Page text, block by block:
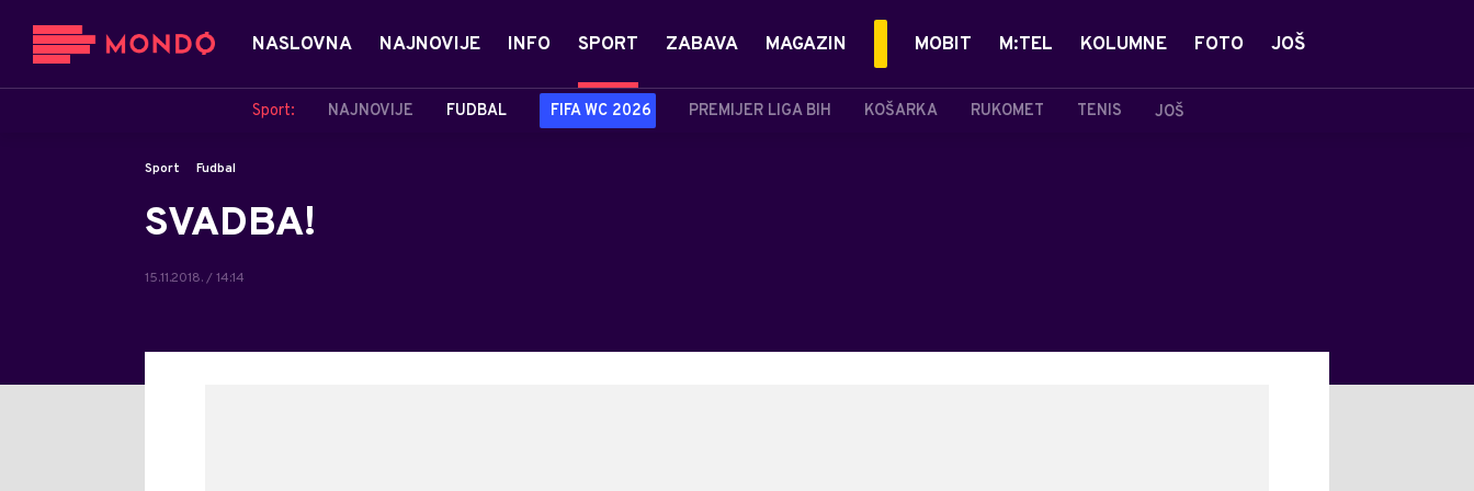
NASLOVNA NAJNOVIJE INFO SPORT
Sport: NAJNOVIJE FUDBAL FIFA WC 2026 PREMIJER LIGA BIH KOŠARKA RUKOMET TENIS JOŠ
ZABAVA MAGAZIN MOBIT M:TEL KOLUMNE FOTO JOŠ
Sport Fudbal
SVADBA!
15.11.2018. / 14:14